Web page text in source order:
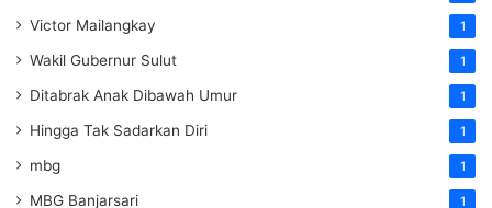
Victor Mailangkay 1
Wakil Gubernur Sulut 1
Ditabrak Anak Dibawah Umur 1
Hingga Tak Sadarkan Diri 1
mbg 1
MBG Banjarsari 1